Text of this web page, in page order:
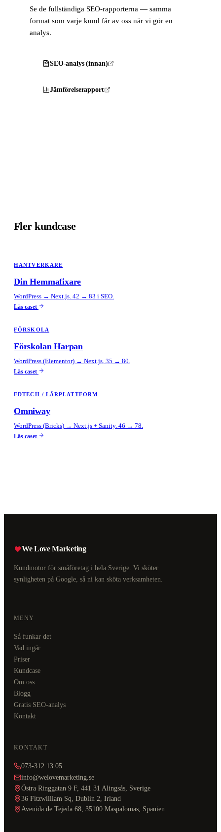
Se de fullständiga SEO-rapporterna — samma
format som varje kund får av oss när vi gör en
analys.
SEO-analys (innan)
Jämförelserapport
Fler kundcase
HANTVERKARE
Din Hemmafixare
WordPress → Next.js. 42 → 83 i SEO.
Läs caset
FÖRSKOLA
Förskolan Harpan
WordPress (Elementor) → Next.js. 35 → 80.
Läs caset
EDTECH / LÄRPLATTFORM
Omniway
WordPress (Bricks) → Next.js + Sanity. 46 → 78.
Läs caset
We Love Marketing
Kundmotor för småföretag i hela Sverige. Vi sköter
synligheten på Google, så ni kan sköta verksamheten.
MENY
Så funkar det
Vad ingår
Priser
Kundcase
Om oss
Blogg
Gratis SEO-analys
Kontakt
KONTAKT
073-312 13 05
info@welovemarketing.se
Östra Ringgatan 9 F, 441 31 Alingsås, Sverige
36 Fitzwilliam Sq, Dublin 2, Irland
Avenida de Tejeda 68, 35100 Maspalomas, Spanien